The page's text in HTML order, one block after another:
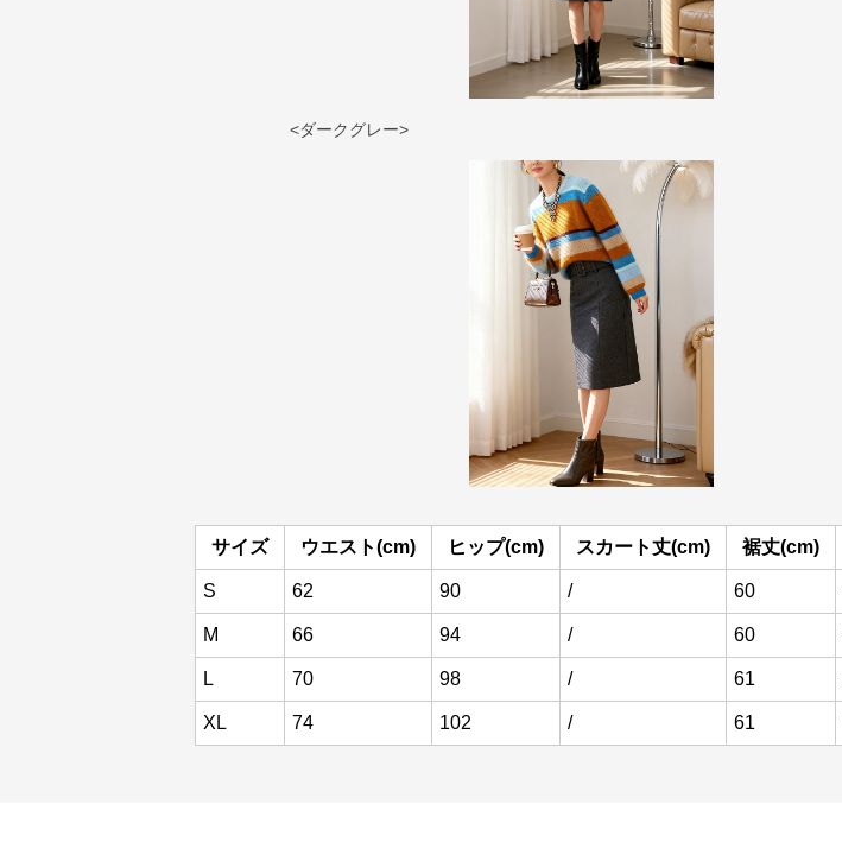
<ダークグレー>
サイズ ウエスト(cm) ヒップ(cm) スカート丈(cm) 裾丈(cm)
S 62 90 / 60
M 66 94 / 60
L 70 98 / 61
XL 74 102 / 61